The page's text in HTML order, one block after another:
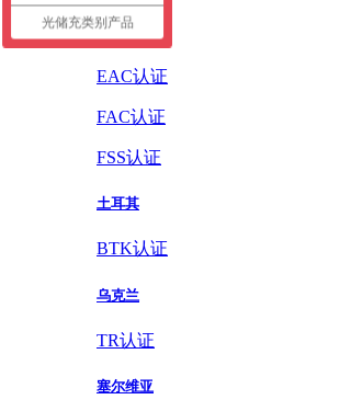
俄罗斯
EAC认证
FAC认证
FSS认证
土耳其
BTK认证
乌克兰
TR认证
塞尔维亚
光储充类别产品